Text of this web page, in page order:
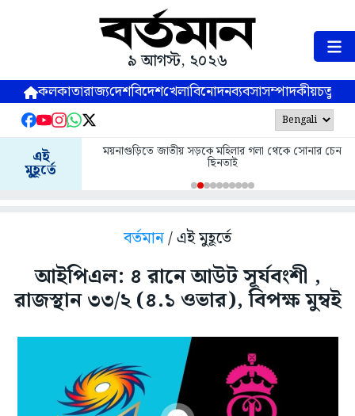
৯ আগস্ট, ২০২৬
কলকাতারাজ্যদেশবিদেশখেলাবিনোদনব্যবসাসম্পাদকীয়
এই
মুহূর্তে
ময়নাগুড়িতে জাতীয় সড়কে মহিলার গলা থেকে সোনার চেন
ছিনতাই
বর্তমান/ এই মুহূর্তে
আইপিএল: ৪ রানে আউট সূর্যবংশী ,
রাজস্থান ৩৩/২ (৪.১ ওভার), বিপক্ষ মুম্বই